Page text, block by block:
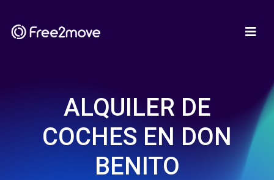
ALQUILER DE
COCHES EN DON
BENITO